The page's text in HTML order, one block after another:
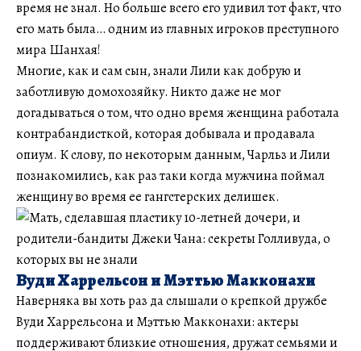
время не знал. Но больше всего его удивил тот факт, что
его мать была… одним из главных игроков преступного
мира Шанхая!
Многие, как и сам сын, знали Лили как добрую и
заботливую домохозяйку. Никто даже не мог
догадываться о том, что одно время женщина работала
контрабандисткой, которая добывала и продавала
опиум. К слову, по некоторым данным, Чарльз и Лили
познакомились, как раз таки когда мужчина поймал
женщину во время ее гангстерских делишек.
Вуди Харрельсон и Мэттью Макконахи
Наверняка вы хоть раз да слышали о крепкой дружбе
Вуди Харрельсона и Мэттью Макконахи: актеры
поддерживают близкие отношения, дружат семьями и